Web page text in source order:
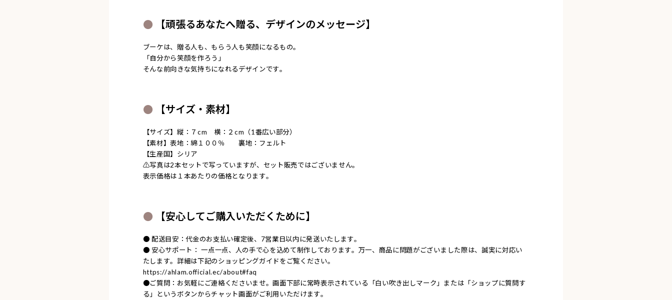
【頑張るあなたへ贈る、デザインのメッセージ】
ブーケは、贈る人も、もらう人も笑顔になるもの。
「自分から笑顔を作ろう」
そんな前向きな気持ちになれるデザインです。
【サイズ・素材】
【サイズ】縦：７cm 横：２cm（1番広い部分）
【素材】表地：綿１００％ 裏地：フェルト
【生産国】シリア
⚠︎写真は2本セットで写っていますが、セット販売ではございません。
表示価格は１本あたりの価格となります。
【安心してご購入いただくために】
● 配送目安：代金のお支払い確定後、7営業日以内に発送いたします。
● 安心サポート： 一点一点、人の手で心を込めて制作しております。万一、商品に問題がございました際は、誠実に対応い
たします。詳細は下記のショッピングガイドをご覧ください。
https://ahlam.official.ec/about#faq
●ご質問：お気軽にご連絡くださいませ。画面下部に常時表示されている「白い吹き出しマーク」または「ショップに質問す
る」というボタンからチャット画面がご利用いただけます。